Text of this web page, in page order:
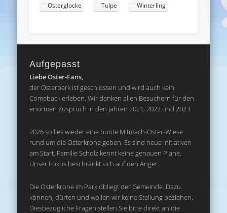
Osterglocke Tulpe Winterling
Aufgepasst
Liebe Oster-Fans,
der Osterpark ist geschlossen und wird auch kein
Comeback erleben. Wir danken allen Besuchern für den
enormen Zuspruch in den Jahren 2021, 2022 und 2023.
2026 soll es wieder eine bunte Mitmach-Oster-Wiese
rund um die Osterkrone geben. Es sind neue Initiativen
am Start. Familie Scholz kennt keine genauen Pläne.
Unser Fokus beschränkt sich auf den Anger.
Die Osterkrone im Park obliegt der Gemeinde. Dazu
können, dürfen und wollen wir keine Stellung beziehen.
Diesbezügliche Fragen stellen Sie bitte direkt an die